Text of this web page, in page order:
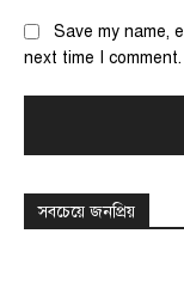
Save my name,
next time I comment.
সবচেয়ে জনপ্রিয়